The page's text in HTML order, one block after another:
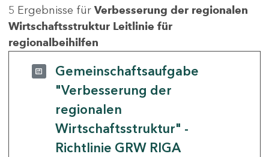
5 Ergebnisse für Verbesserung der regionalen
Wirtschaftsstruktur Leitlinie für
regionalbeihilfen
Gemeinschaftsaufgabe
"Verbesserung der
regionalen
Wirtschaftsstruktur" -
Richtlinie GRW RIGA